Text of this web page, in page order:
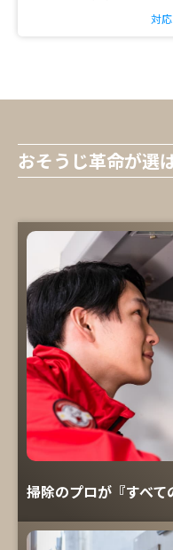
対
おそうじ革命が選
掃除のプロが『すべ